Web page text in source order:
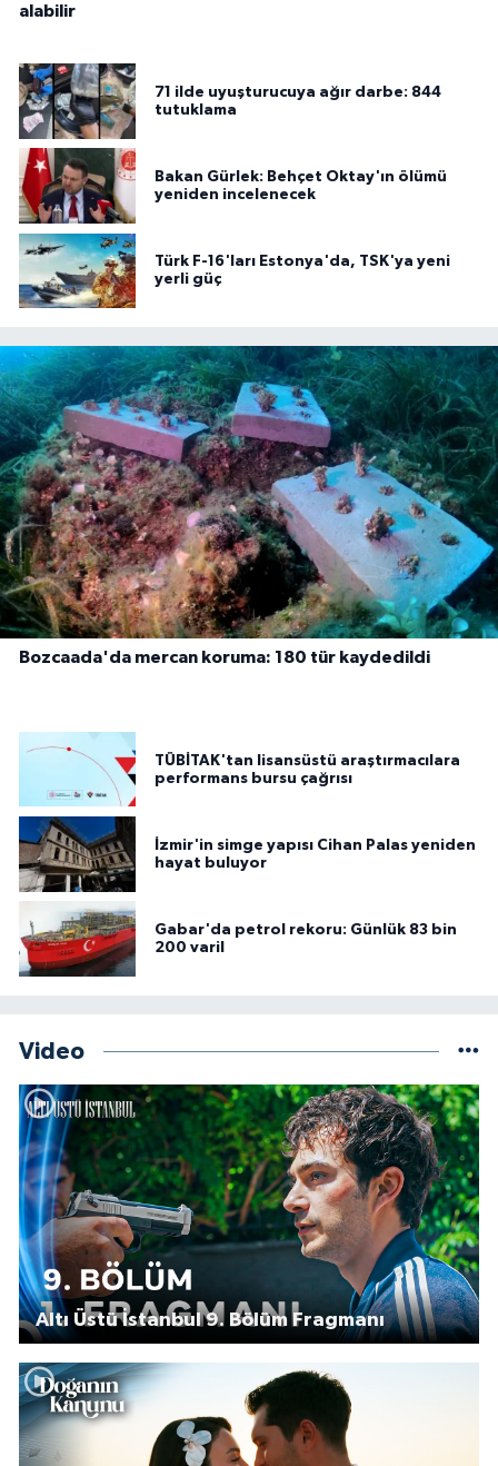
alabilir
71 ilde uyuşturucuya ağır darbe: 844
tutuklama
Bakan Gürlek: Behçet Oktay'ın ölümü
yeniden incelenecek
Türk F-16'ları Estonya'da, TSK'ya yeni
yerli güç
Bozcaada'da mercan koruma: 180 tür kaydedildi
TÜBİTAK'tan lisansüstü araştırmacılara
performans bursu çağrısı
İzmir'in simge yapısı Cihan Palas yeniden
hayat buluyor
Gabar'da petrol rekoru: Günlük 83 bin
200 varil
Video
Altı Üstü İstanbul 9. Bölüm Fragmanı